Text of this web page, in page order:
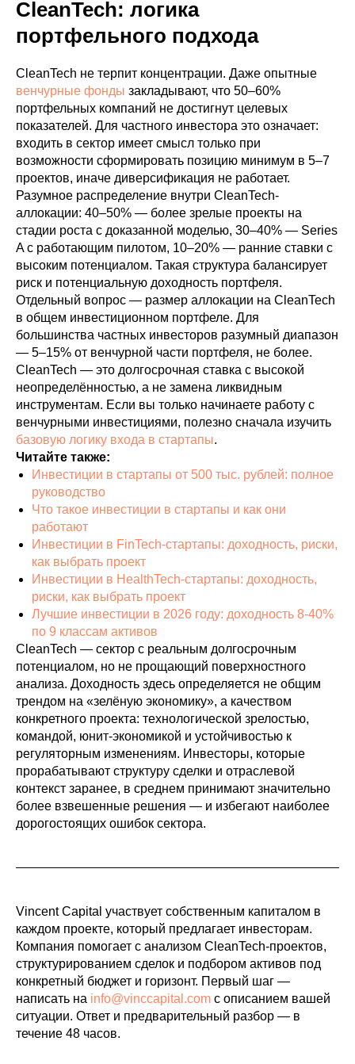
CleanTech: логика
портфельного подхода
CleanTech не терпит концентрации. Даже опытные
венчурные фонды закладывают, что 50–60%
портфельных компаний не достигнут целевых
показателей. Для частного инвестора это означает:
входить в сектор имеет смысл только при
возможности сформировать позицию минимум в 5–7
проектов, иначе диверсификация не работает.
Разумное распределение внутри CleanTech-
аллокации: 40–50% — более зрелые проекты на
стадии роста с доказанной моделью, 30–40% — Series
A с работающим пилотом, 10–20% — ранние ставки с
высоким потенциалом. Такая структура балансирует
риск и потенциальную доходность портфеля.
Отдельный вопрос — размер аллокации на CleanTech
в общем инвестиционном портфеле. Для
большинства частных инвесторов разумный диапазон
— 5–15% от венчурной части портфеля, не более.
CleanTech — это долгосрочная ставка с высокой
неопределённостью, а не замена ликвидным
инструментам. Если вы только начинаете работу с
венчурными инвестициями, полезно сначала изучить
базовую логику входа в стартапы.
Читайте также:
Инвестиции в стартапы от 500 тыс. рублей: полное
руководство
Что такое инвестиции в стартапы и как они
работают
Инвестиции в FinTech-стартапы: доходность, риски,
как выбрать проект
Инвестиции в HealthTech-стартапы: доходность,
риски, как выбрать проект
Лучшие инвестиции в 2026 году: доходность 8-40%
по 9 классам активов
CleanTech — сектор с реальным долгосрочным
потенциалом, но не прощающий поверхностного
анализа. Доходность здесь определяется не общим
трендом на «зелёную экономику», а качеством
конкретного проекта: технологической зрелостью,
командой, юнит-экономикой и устойчивостью к
регуляторным изменениям. Инвесторы, которые
прорабатывают структуру сделки и отраслевой
контекст заранее, в среднем принимают значительно
более взвешенные решения — и избегают наиболее
дорогостоящих ошибок сектора.
Vincent Capital участвует собственным капиталом в
каждом проекте, который предлагает инвесторам.
Компания помогает с анализом CleanTech-проектов,
структурированием сделок и подбором активов под
конкретный бюджет и горизонт. Первый шаг —
написать на info@vinccapital.com с описанием вашей
ситуации. Ответ и предварительный разбор — в
течение 48 часов.